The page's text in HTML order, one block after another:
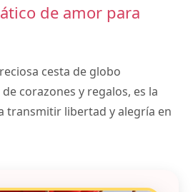
de amor para
cesta de globo
corazones y regalos, es la
transmitir libertad y alegría en